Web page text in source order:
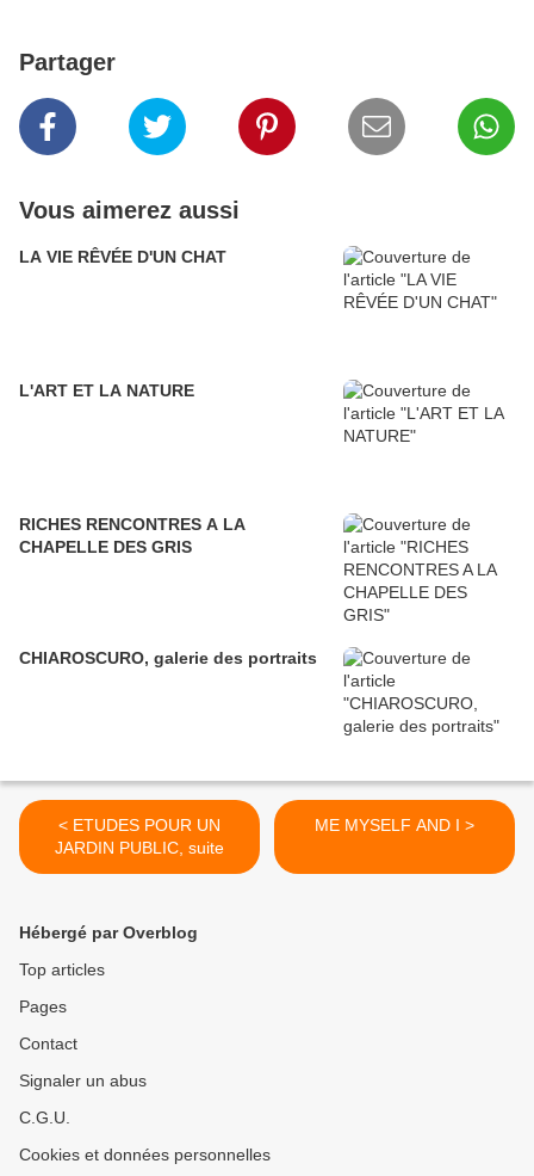
Partager
Vous aimerez aussi
LA VIE RÊVÉE D'UN CHAT
L'ART ET LA NATURE
RICHES RENCONTRES A LA
CHAPELLE DES GRIS
CHIAROSCURO, galerie des portraits
< ETUDES POUR UN
JARDIN PUBLIC, suite
ME MYSELF AND I >
Hébergé par Overblog
Top articles
Pages
Contact
Signaler un abus
C.G.U.
Cookies et données personnelles